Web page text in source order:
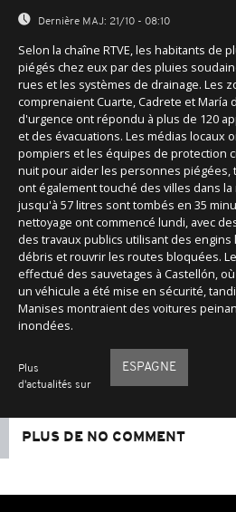
Dernière MAJ: 21/10 - 08:10
Selon la chaîne RTVE, les habitants de
piégés chez eux par des pluies
rues et les systèmes de drainage. Les
comprenaient Cuarte, Cadrete et María
d'urgence ont répondu à plus de 120
et des évacuations. Les médias locaux
pompiers et les équipes de protection
nuit pour aider les personnes piégées,
ont également touché des villes dans
jusqu'à 57 litres sont tombés en 35
nettoyage ont commencé lundi, avec
des travaux publics utilisant des
débris et rouvrir les routes bloquées.
effectué des sauvetages à Castellón,
un véhicule a été mise en sécurité,
Manises montraient des voitures
inondées.
Plus
d'actualités sur
ESPAGNE
PLUS DE NO COMMENT